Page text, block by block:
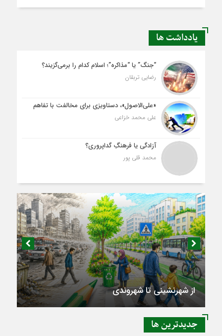
یادداشت ها
“جنگ” یا “مذاکره”؛ اسلام کدام را برمی‌گزیند؟
رضایی تربقان
«علی‌الاصول»، دستاویزی برای مخالفت با تفاهم
علی محمد خزاعی
آزادگی یا فرهنگِ گداپروری؟
محمد قلی پور
از شهرنشینی تا شهروندی
جديدترين ها